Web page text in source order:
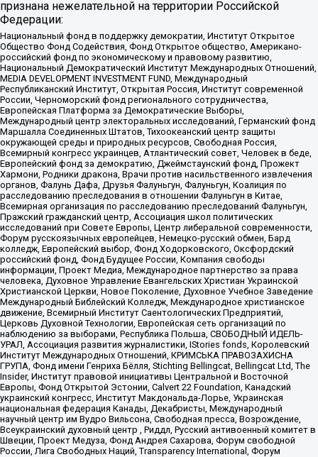
признана нежелательной на территории Российской
Федерации:
Национальный фонд в поддержку демократии, Институт Открытое
Общество Фонд Содействия, Фонд Открытое общество, Американо-
российский фонд по экономическому и правовому развитию,
Национальный Демократический Институт Международных Отношений,
MEDIA DEVELOPMENT INVESTMENT FUND, Международный
Республиканский Институт, Открытая Россия, Институт современной
России, Черноморский фонд регионального сотрудничества,
Европейская Платформа за Демократические Выборы,
Международный центр электоральных исследований, Германский фонд
Маршалла Соединенных Штатов, Тихоокеанский центр защиты
окружающей среды и природных ресурсов, Свободная Россия,
Всемирный конгресс украинцев, Атлантический совет, Человек в беде,
Европейский фонд за демократию, Джеймстаунский фонд, Прожект
Хармони, Родники дракона, Врачи против насильственного извлечения
органов, Фалунь Дафа, Друзья Фалуньгун, Фалуньгун, Коалиция по
расследованию преследования в отношении Фалуньгун в Китае,
Всемирная организация по расследованию преследований Фалуньгун,
Пражский гражданский центр, Ассоциация школ политических
исследований при Совете Европы, Центр либеральной современности,
Форум русскоязычных европейцев, Немецко-русский обмен, Бард
колледж, Европейский выбор, Фонд Ходорковского, Оксфордский
российский фонд, Фонд Будущее России, Компания свободы
информации, Проект Медиа, Международное партнерство за права
человека, Духовное Управление Евангельских Христиан Украинской
Христианской Церкви, Новое Поколение, Духовное Учебное Заведение
Международный Библейский Колледж, Международное христианское
движение, Всемирный Институт Саентологических Предприятий,
Церковь Духовной Технологии, Европейская сеть организаций по
наблюдению за выборами, Республика Польша, СВОБОДНЫЙ ИДЕЛЬ-
УРАЛ, Ассоциация развития журналистики, IStories fonds, Королевский
Институт Международных Отношений, КРИМСЬКА ПРАВОЗАХИСНА
ГРУПА, Фонд имени Генриха Бёлля, Stichting Bellingcat, Bellingcat Ltd, The
Insider, Институт правовой инициативы Центральной и Восточной
Европы, Фонд Открытой Эстонии, Calvert 22 Foundation, Канадский
украинский конгресс, Институт Макдональда-Лорье, Украинская
национальная федерация Канады, Декабристы, Международный
научный центр им Вудро Вильсона, Свободная пресса, Возрождение,
Всеукраинский духовный центр , Риддл, Русский антивоенный комитет в
Швеции, Проект Медуза, Фонд Андрея Сахарова, Форум свободной
России, Лига Свободных Наций, Transparеncy International, Форум